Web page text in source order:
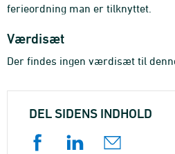
ferieordning man er tilknyttet.
Værdisæt
Der findes ingen værdisæt til
DEL SIDENS INDHOLD